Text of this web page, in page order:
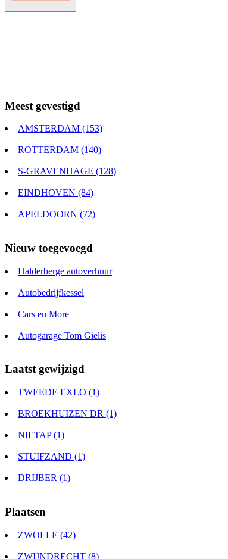
Meest gevestigd
AMSTERDAM (153)
ROTTERDAM (140)
S-GRAVENHAGE (128)
EINDHOVEN (84)
APELDOORN (72)
Nieuw toegevoegd
Halderberge autoverhuur
Autobedrijfkessel
Cars en More
Autogarage Tom Gielis
Laatst gewijzigd
TWEEDE EXLO (1)
BROEKHUIZEN DR (1)
NIETAP (1)
STUIFZAND (1)
DRIJBER (1)
Plaatsen
ZWOLLE (42)
ZWIJNDRECHT (8)